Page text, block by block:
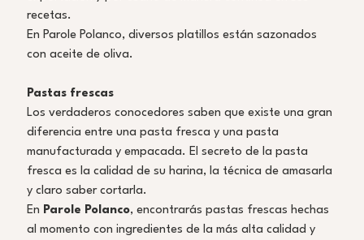
recetas.
En Parole Polanco, diversos platillos están sazonados
con aceite de oliva.
Pastas frescas
Los verdaderos conocedores saben que existe una gran
diferencia entre una pasta fresca y una pasta
manufacturada y empacada. El secreto de la pasta
fresca es la calidad de su harina, la técnica de amasarla
y claro saber cortarla.
En Parole Polanco, encontrarás pastas frescas hechas
al momento con ingredientes de la más alta calidad y